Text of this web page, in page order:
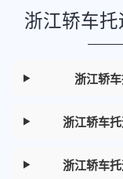
浙江轿车
浙江轿
浙江轿车
浙江轿车